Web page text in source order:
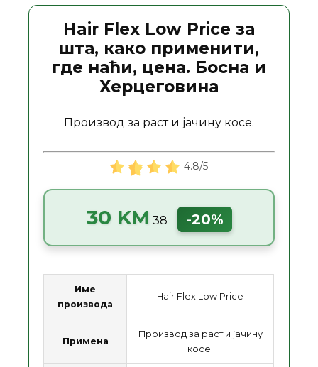
Hair Flex Low Price за
шта, како применити,
где наћи, цена. Босна и
Херцеговина
Производ за раст и јачину косе.
4.8/5
30 KM 38 -20%
Име
производа
Hair Flex Low Price
Примена
Производ за раст и јачину
косе.